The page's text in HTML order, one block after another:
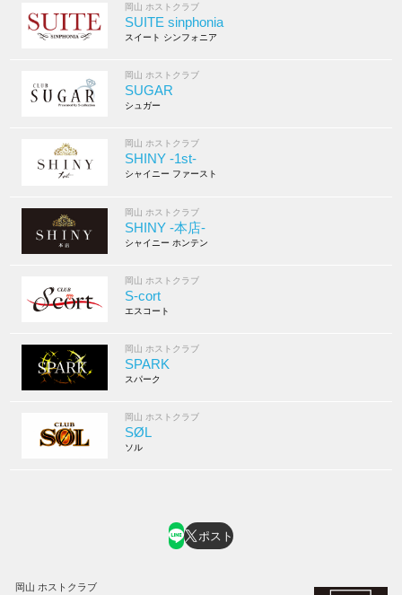
岡山 ホストクラブ
SUITE sinphonia
スイート シンフォニア
岡山 ホストクラブ
SUGAR
シュガー
岡山 ホストクラブ
SHINY -1st-
シャイニー ファースト
岡山 ホストクラブ
SHINY -本店-
シャイニー ホンテン
岡山 ホストクラブ
S-cort
エスコート
岡山 ホストクラブ
SPARK
スパーク
岡山 ホストクラブ
SØL
ソル
ポスト
岡山 ホストクラブ